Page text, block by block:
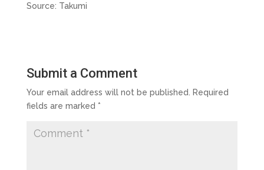
Source: Takumi
Submit a Comment
Your email address will not be published.
Required
fields are marked *